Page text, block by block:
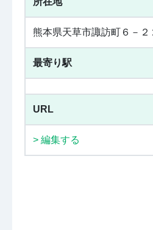
熊本県天草市諏訪町６－２
最寄り駅
URL
> 編集する